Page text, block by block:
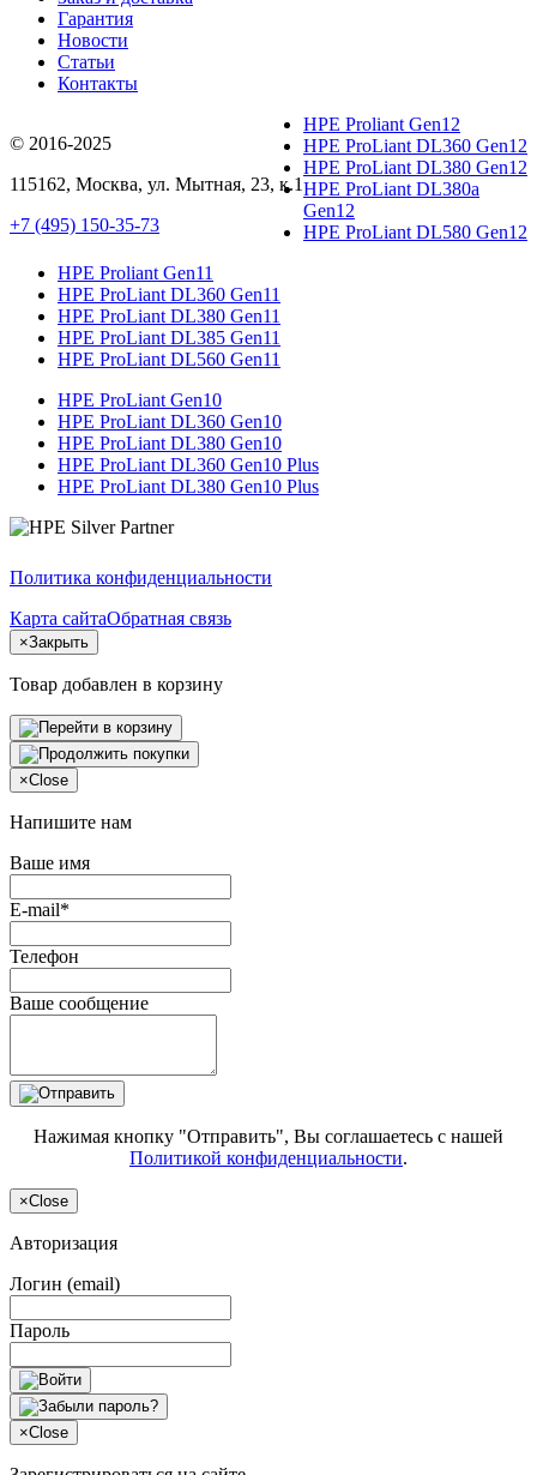
Гарантия
Новости
Статьи
Контакты
© 2016-2025
115162, Москва, ул. Мытная, 23, к.1
+7 (495) 150-35-73
HPE Proliant Gen12
HPE ProLiant DL360 Gen12
HPE ProLiant DL380 Gen12
HPE ProLiant DL380a
Gen12
HPE ProLiant DL580 Gen12
HPE Proliant Gen11
HPE ProLiant DL360 Gen11
HPE ProLiant DL380 Gen11
HPE ProLiant DL385 Gen11
HPE ProLiant DL560 Gen11
HPE ProLiant Gen10
HPE ProLiant DL360 Gen10
HPE ProLiant DL380 Gen10
HPE ProLiant DL360 Gen10 Plus
HPE ProLiant DL380 Gen10 Plus
Политика конфиденциальности
Карта сайтаОбратная связь
×Закрыть
Товар добавлен в корзину
×Close
Напишите нам
Ваше имя
E-mail*
Телефон
Ваше сообщение
Нажимая кнопку "Отправить", Вы соглашаетесь с нашей
Политикой конфиденциальности.
×Close
Авторизация
Логин (email)
Пароль
×Close